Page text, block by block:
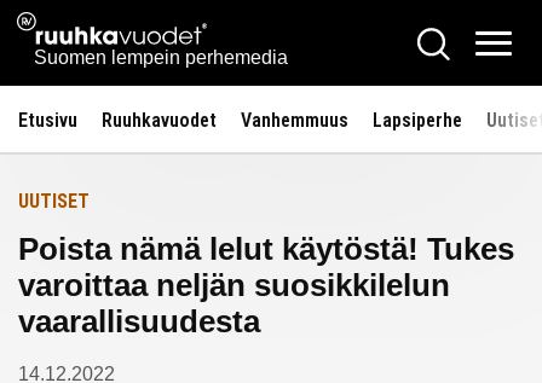
Siirry
sisältöön
Ruuhkavuodet.fi
Suomen lempein perhemedia
Hae
Etusivu Ruuhkavuodet Vanhemmuus Lapsiperhe
Etusivulle
UUTISET
Poista nämä lelut käytöstä! Tukes
varoittaa neljän suosikkilelun
vaarallisuudesta
14.12.2022